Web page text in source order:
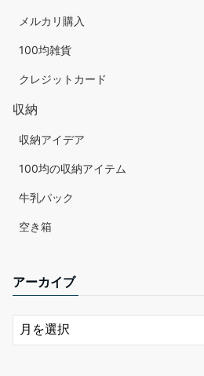
メルカリ購入
100均雑貨
クレジットカード
収納
収納アイデア
100均の収納アイテム
牛乳パック
空き箱
アーカイブ